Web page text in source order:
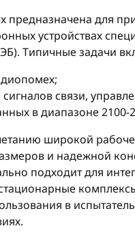
предназначена для
устройствах
Типичные задачи
связи,
в диапазоне 2100-
широкой
и надежной
подходит для
в